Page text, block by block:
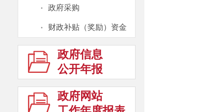
· 政府采购
· 财政补贴（奖励）资金
政府信息
公开年报
政府网站